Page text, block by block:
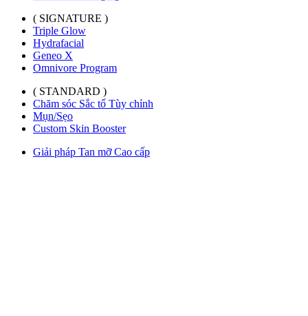
( SIGNATURE )
Triple Glow
Hydrafacial
Geneo X
Omnivore Program
( STANDARD )
Chăm sóc Sắc tố Tùy chỉnh
Mụn/Sẹo
Custom Skin Booster
Giải pháp Tan mỡ Cao cấp